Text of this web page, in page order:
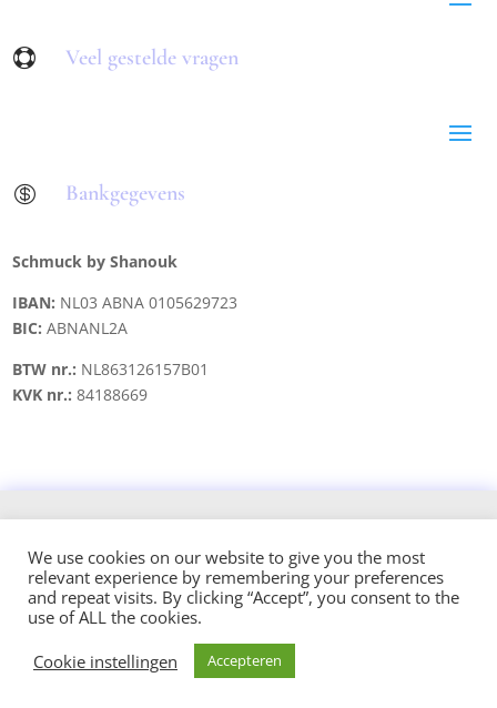
 Veel gestelde vragen
 Bankgegevens
Schmuck by Shanouk
IBAN: NL03 ABNA 0105629723
BIC: ABNANL2A
BTW nr.: NL863126157B01
KVK nr.:84188669
Design and hosted by:
We use cookies on our website to give you the most
relevant experience by remembering your preferences
and repeat visits. By clicking “Accept”, you consent to the
use of ALL the cookies.
Cookie instellingen
Accepteren